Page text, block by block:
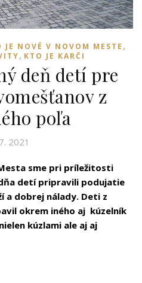
JE NOVÉ V NOVOM MESTE ,
, KTO JE KARČI
deň detí pre
z
poľa
2021
sme pri príležitosti
detí pripravili podujatie
a dobrej nálady. Deti z
okrem iného aj kúzelník
kúzlami ale aj aj